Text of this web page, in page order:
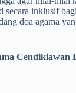
secara inklusif
doa agama
Cendikiawan